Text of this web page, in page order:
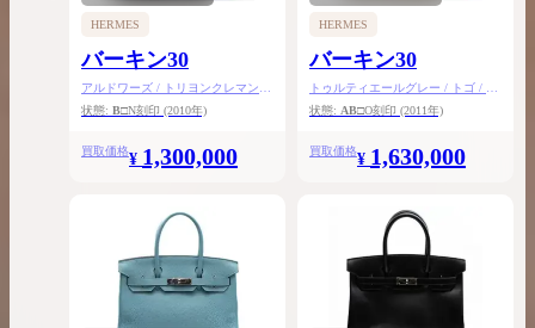
HERMES
バーキン30
アルドワーズ / トリヨンクレマンス
/ シルバー金具
状態: B□N刻印 (2010年)
買取価格¥ 1,300,000
HERMES
バーキン30
トゥルティエールグレー / トゴ / シ
ルバー金具
状態: AB□O刻印 (2011年)
買取価格¥ 1,630,000